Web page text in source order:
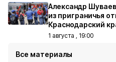
Александр
из приграничья
Краснодарский
1 августа , 19:00
Все материалы